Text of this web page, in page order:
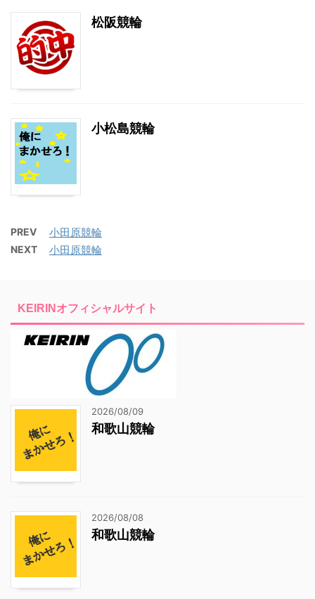
松阪競輪
小松島競輪
PREV 小田原競輪
NEXT 小田原競輪
KEIRINオフィシャルサイト
2026/08/09
和歌山競輪
2026/08/08
和歌山競輪